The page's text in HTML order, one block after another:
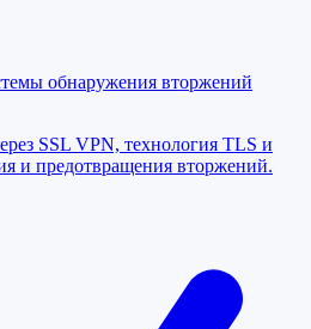
обнаружения вторжений
SSL VPN, технология TLS и
и предотвращения вторжений.